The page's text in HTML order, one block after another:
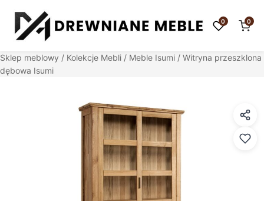
0 0
Sklep meblowy / Kolekcje Mebli / Meble Isumi / Witryna przeszklona
dębowa Isumi